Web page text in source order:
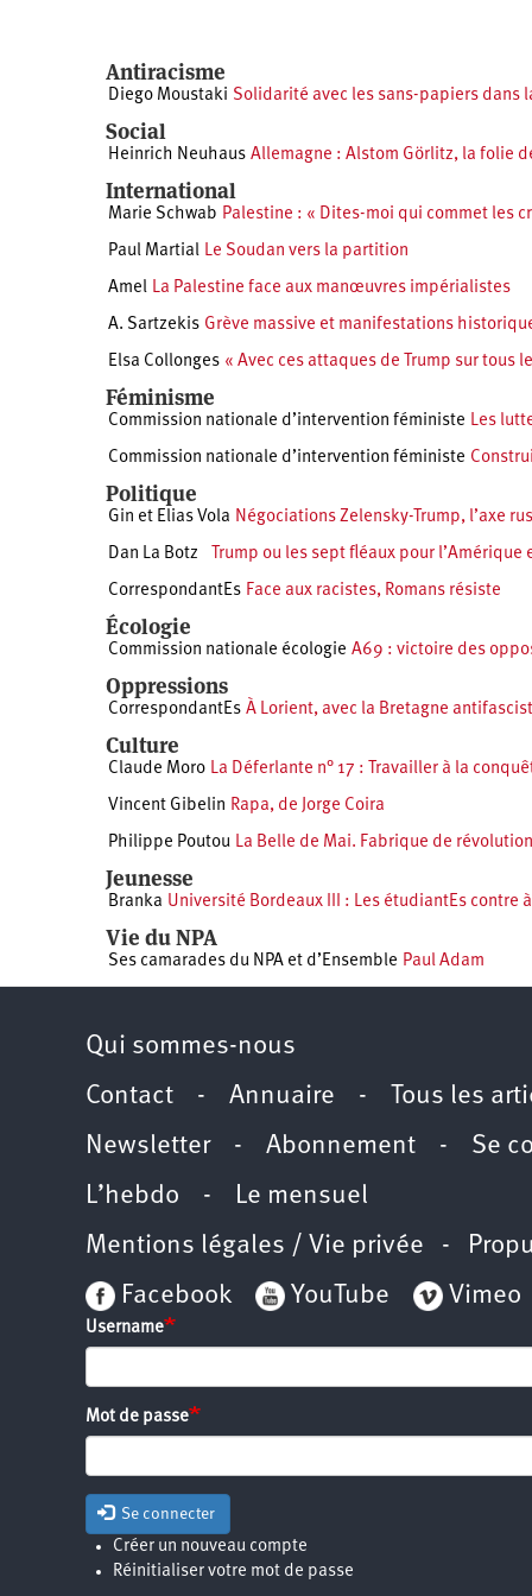
Antiracisme
Diego Moustaki Solidarité avec les sans-papiers dans
Social
Heinrich Neuhaus Allemagne : Alstom Görlitz, la folie
International
Marie Schwab Palestine : « Dites-moi qui commet les
Paul Martial Le Soudan vers la partition
Amel La Palestine face aux manœuvres impérialistes
A. Sartzekis Grève massive et manifestations
Elsa Collonges « Avec ces attaques de Trump sur tous
Féminisme
Commission nationale d’intervention féministe Les
Commission nationale d’intervention féministe
Politique
Gin et Elias Vola Négociations Zelensky-Trump, l’axe
Dan La Botz Trump ou les sept fléaux pour l’Amérique
CorrespondantEs Face aux racistes, Romans résiste
Écologie
Commission nationale écologie A69 : victoire des
Oppressions
CorrespondantEs À Lorient, avec la Bretagne
Culture
Claude Moro La Déferlante n° 17 : Travailler à la
Vincent Gibelin Rapa, de Jorge Coira
Philippe Poutou La Belle de Mai. Fabrique de
Jeunesse
Branka Université Bordeaux III : Les étudiantEs contre
Vie du NPA
Ses camarades du NPA et d’Ensemble Paul Adam
Qui sommes-nous
Contact - Annuaire - Tous les
Newsletter- Abonnement - Se
L’hebdo - Le mensuel
Mentions légales / Vie privée -
Facebook
YouTube Vimeo
Username
Mot de passe
Se connecter
Créer un nouveau compte
Réinitialiser votre mot de passe